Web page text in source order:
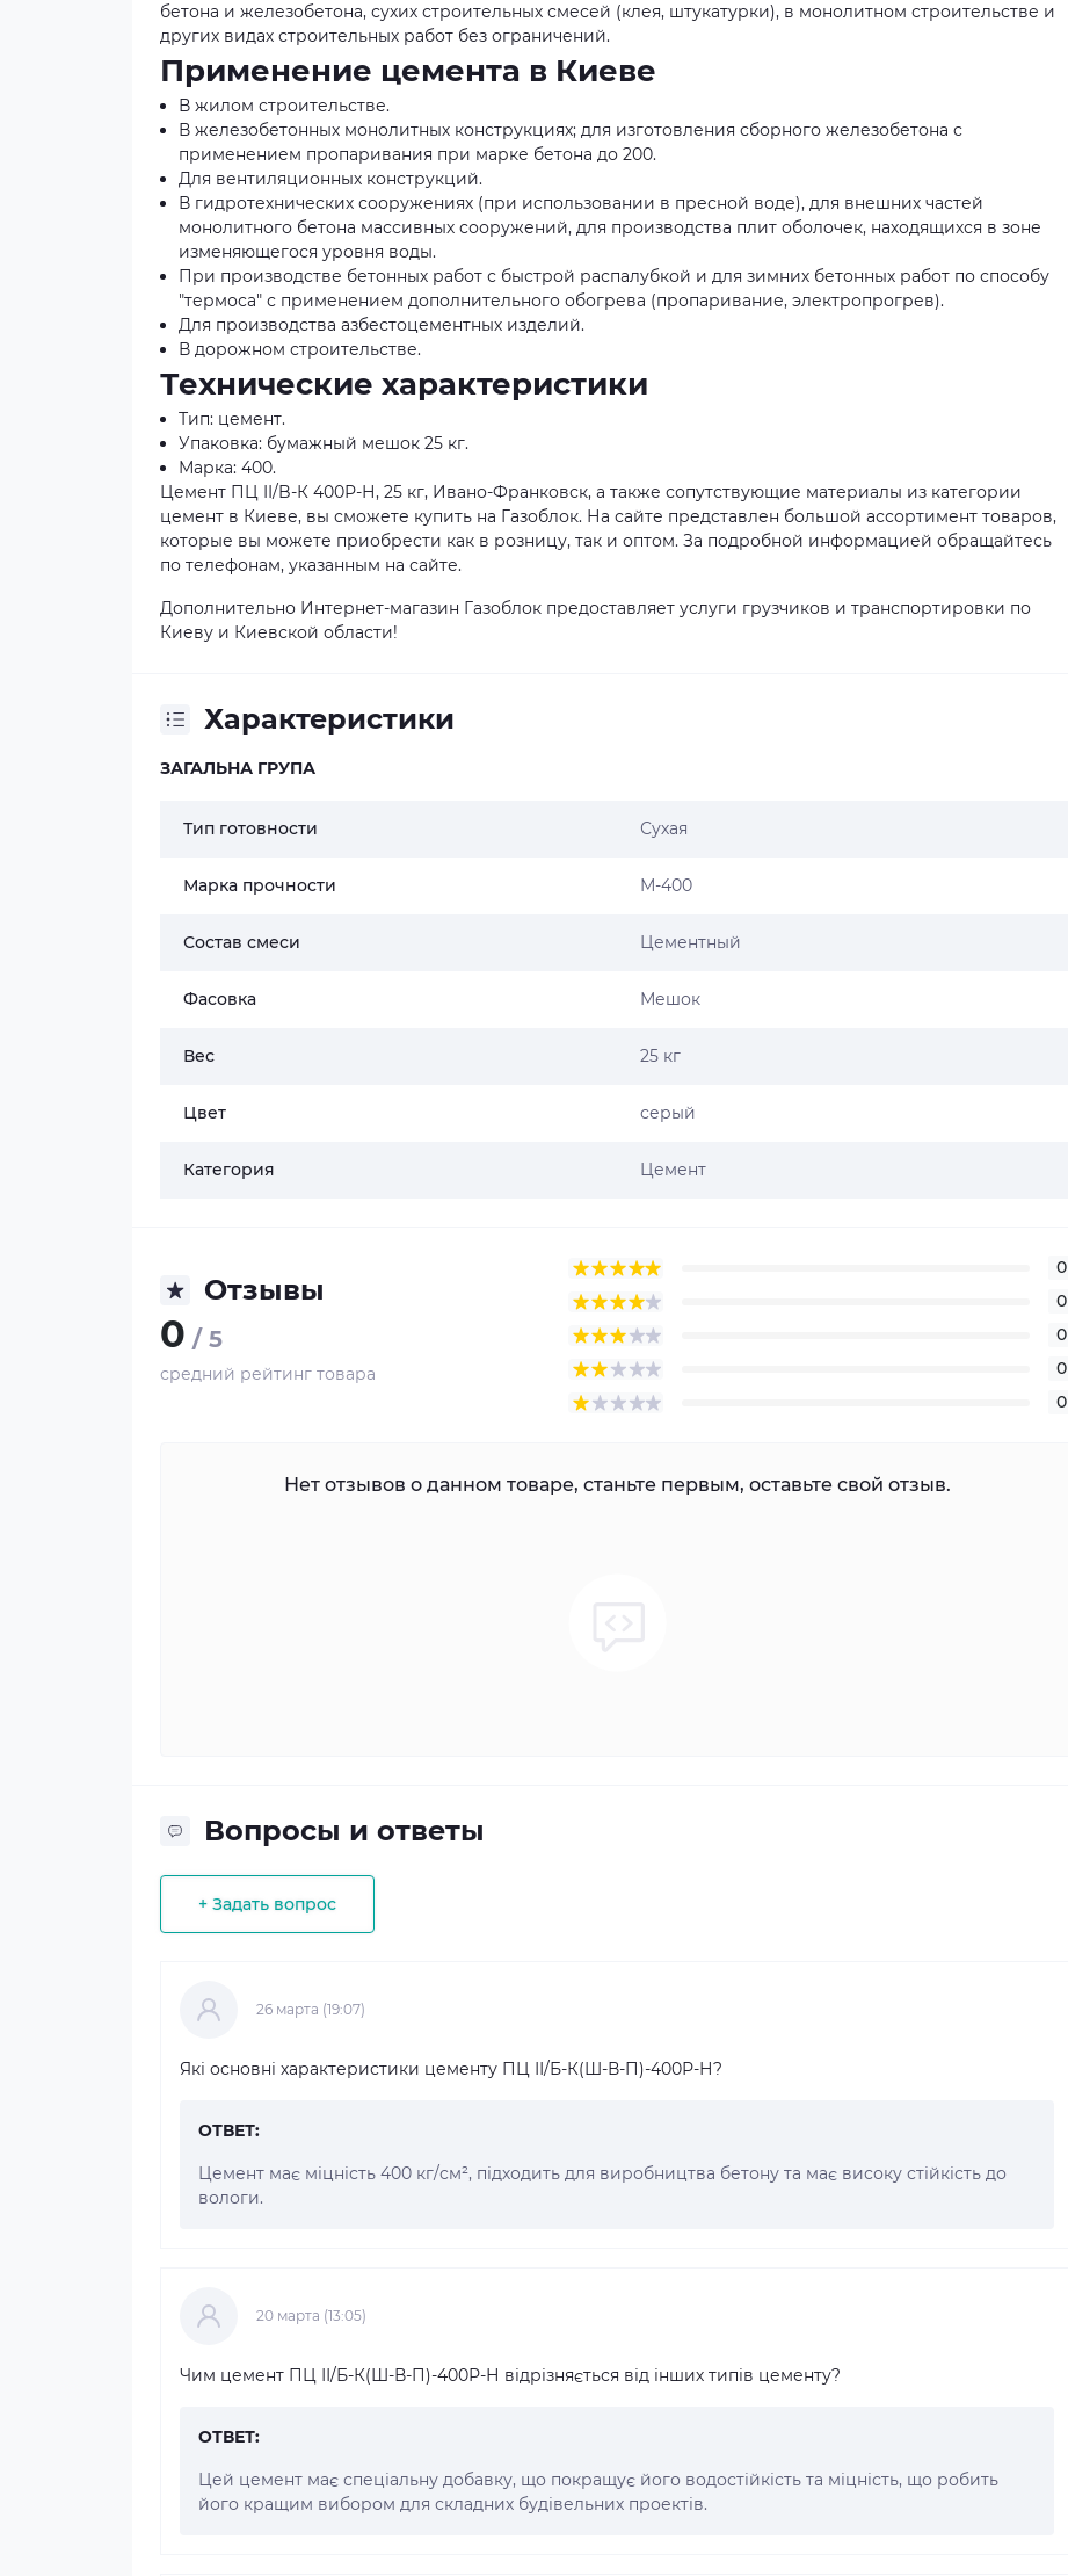
бетона и железобетона, сухих строительных смесей (клея, штукатурки), в монолитном строительстве и
других видах строительных работ без ограничений.
Применение цемента в Киеве
В жилом строительстве.
В железобетонных монолитных конструкциях; для изготовления сборного железобетона с
применением пропаривания при марке бетона до 200.
Для вентиляционных конструкций.
В гидротехнических сооружениях (при использовании в пресной воде), для внешних частей
монолитного бетона массивных сооружений, для производства плит оболочек, находящихся в зоне
изменяющегося уровня воды.
При производстве бетонных работ с быстрой распалубкой и для зимних бетонных работ по способу
"термоса" с применением дополнительного обогрева (пропаривание, электропрогрев).
Для производства азбестоцементных изделий.
В дорожном строительстве.
Технические характеристики
Тип: цемент.
Упаковка: бумажный мешок 25 кг.
Марка: 400.
Цемент ПЦ II/B-К 400Р-Н, 25 кг, Ивано-Франковск, а также сопутствующие материалы из категории
цемент в Киеве, вы сможете купить на Газоблок. На сайте представлен большой ассортимент товаров,
которые вы можете приобрести как в розницу, так и оптом. За подробной информацией обращайтесь
по телефонам, указанным на сайте.
Дополнительно Интернет-магазин Газоблок предоставляет услуги грузчиков и транспортировки по
Киеву и Киевской области!
Характеристики
ЗАГАЛЬНА ГРУПА
Тип готовности Сухая
Марка прочности М-400
Состав смеси Цементный
Фасовка Мешок
Вес 25 кг
Цвет серый
Категория Цемент
Отзывы
0 / 5
средний рейтинг товара
0
0
0
0
0
Нет отзывов о данном товаре, станьте первым, оставьте свой отзыв.
Вопросы и ответы
+ Задать вопрос
26 марта (19:07)
Які основні характеристики цементу ПЦ ІІ/Б-К(Ш-В-П)-400Р-Н?
ОТВЕТ:
Цемент має міцність 400 кг/см², підходить для виробництва бетону та має високу стійкість до
вологи.
20 марта (13:05)
Чим цемент ПЦ ІІ/Б-К(Ш-В-П)-400Р-Н відрізняється від інших типів цементу?
ОТВЕТ:
Цей цемент має спеціальну добавку, що покращує його водостійкість та міцність, що робить
його кращим вибором для складних будівельних проектів.